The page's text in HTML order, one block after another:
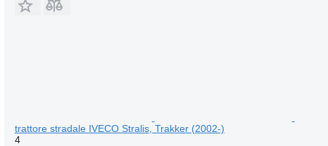
trattore stradale IVECO Stralis, Trakker (2002-)
4